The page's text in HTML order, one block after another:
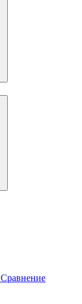
Сравнение